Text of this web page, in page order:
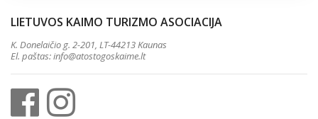
LIETUVOS KAIMO TURIZMO ASOCIACIJA
K. Donelaičio g. 2-201, LT-44213 Kaunas
El. paštas:info@atostogoskaime.lt